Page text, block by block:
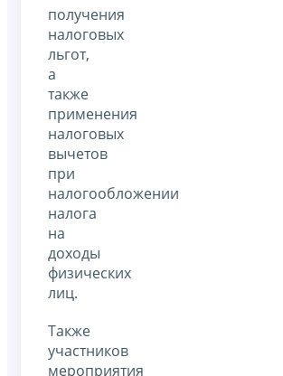
получения
налоговых
льгот,
а
также
применения
налоговых
вычетов
при
налогообложении
налога
на
доходы
физических
лиц.
Также
участников
мероприятия